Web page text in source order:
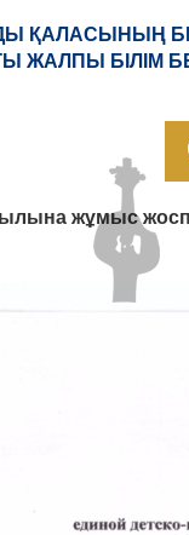
ҚАЛАСЫНЫҢ
ЖАЛПЫ БІЛІМ
жұмыс